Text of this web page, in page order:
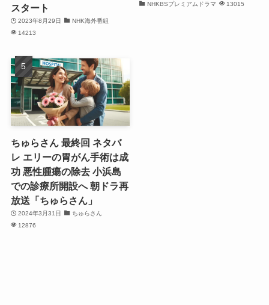
スタート
2023年8月29日
NHK海外番組
14213
NHKBSプレミアムドラマ
13015
ちゅらさん 最終回 ネタバ
レ エリーの胃がん手術は成
功 悪性腫瘍の除去 小浜島
での診療所開設へ 朝ドラ再
放送「ちゅらさん」
2024年3月31日
ちゅらさん
12876